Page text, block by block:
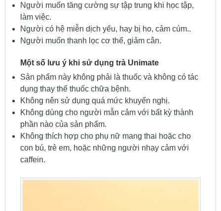
Người muốn tăng cường sự tập trung khi học tập,
làm việc.
Người có hệ miễn dịch yếu, hay bị ho, cảm cúm..
Người muốn thanh lọc cơ thể, giảm cân.
Một số lưu ý khi sử dụng trà Unimate
Sản phẩm này không phải là thuốc và không có tác
dụng thay thế thuốc chữa bệnh.
Không nên sử dụng quá mức khuyến nghị.
Không dùng cho người mẫn cảm với bất kỳ thành
phần nào của sản phẩm.
Không thích hợp cho phụ nữ mang thai hoặc cho
con bú, trẻ em, hoặc những người nhạy cảm với
caffein.